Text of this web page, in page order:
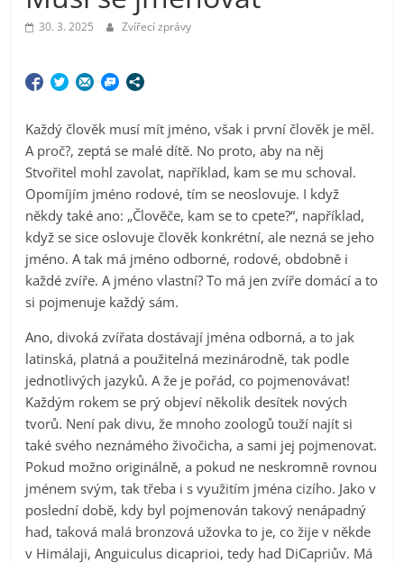
30. 3. 2025 Zvířecí zprávy
Každý člověk musí mít jméno, však i první člověk je měl.
A proč?, zeptá se malé dítě. No proto, aby na něj
Stvořitel mohl zavolat, například, kam se mu schoval.
Opomíjím jméno rodové, tím se neoslovuje. I když
někdy také ano: „Člověče, kam se to cpete?“, například,
když se sice oslovuje člověk konkrétní, ale nezná se jeho
jméno. A tak má jméno odborné, rodové, obdobně i
každé zvíře. A jméno vlastní? To má jen zvíře domácí a to
si pojmenuje každý sám.
Ano, divoká zvířata dostávají jména odborná, a to jak
latinská, platná a použitelná mezinárodně, tak podle
jednotlivých jazyků. A že je pořád, co pojmenovávat!
Každým rokem se prý objeví několik desítek nových
tvorů. Není pak divu, že mnoho zoologů touží najít si
také svého neznámého živočicha, a sami jej pojmenovat.
Pokud možno originálně, a pokud ne neskromně rovnou
jménem svým, tak třeba i s využitím jména cizího. Jako v
poslední době, kdy byl pojmenován takový nenápadný
had, taková malá bronzová užovka to je, co žije v někde
v Himálaji, Anguiculus dicaprioi, tedy had DiCapriův. Má